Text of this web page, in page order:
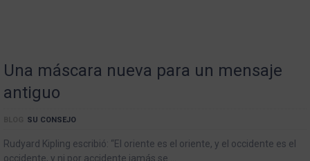
Una máscara nueva para un mensaje
antiguo
SU CONSEJO
Rudyard Kipling escribió: “El oriente es el oriente, y el occidente es el
occidente, y ni por accidente jamás se …